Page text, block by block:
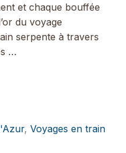
et chaque bouffée
du voyage
serpente à travers
…
, Voyages en train